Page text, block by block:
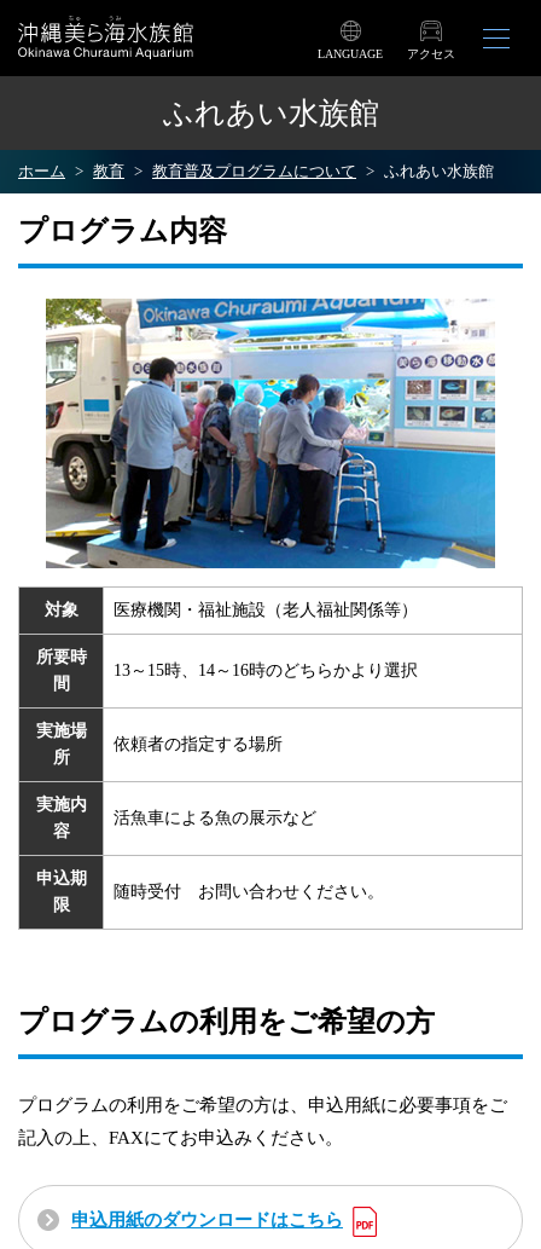
LANGUAGE アクセス
ふれあい水族館
ホーム 教育 教育普及プログラムについて ふれあい水族館
プログラム内容
対象 医療機関・福祉施設（老人福祉関係等）
所要時
間
13～15時、14～16時のどちらかより選択
実施場
所
依頼者の指定する場所
実施内
容
活魚車による魚の展示など
申込期
限
随時受付 お問い合わせください。
プログラムの利用をご希望の方
プログラムの利用をご希望の方は、申込用紙に必要事項をご
記入の上、FAXにてお申込みください。
申込用紙のダウンロードはこちら